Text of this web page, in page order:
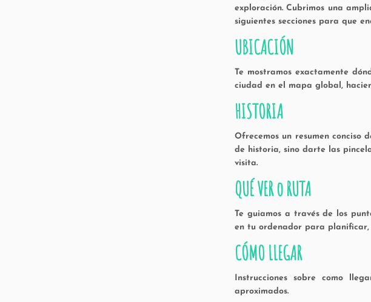
exploración. Cubrimos una
siguientes secciones para que
UBICACIÓN
Te mostramos exactamente
ciudad en el mapa global,
HISTORIA
Ofrecemos un resumen
de historia, sino darte las
visita.
QUÉ VER o RUTA
Te guiamos a través de los
en tu ordenador para
CÓMO LLEGAR
Instrucciones sobre como
aproximados.